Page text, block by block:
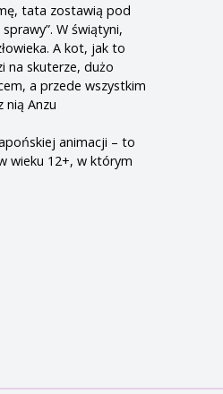
tata zostawią pod
W świątyni,
A kot, jak to
na skuterze, dużo
a przede wszystkim
nią Anzu
animacji – to
wieku 12+, w którym